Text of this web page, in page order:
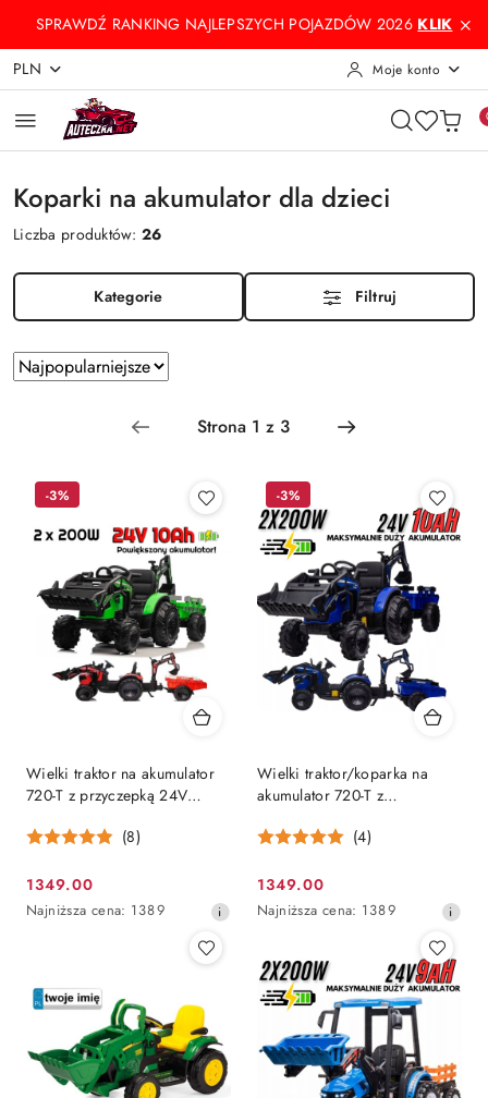
Przejdź do treści głównej
Przejdź do wyszukiwarki
Przejdź do moje konto
Przejdź do menu głównego
Przejdź do stopki
SPRAWDŹ RANKING NAJLEPSZYCH POJAZDÓW 2026 KLIK
PLN Moje konto
Koparki na akumulator dla dzieci
Liczba produktów:26
Kategorie Filtruj
Zastosowano
sortowanie:
Najpopularniejsze.
Sortuj
według
Wielki traktor na akumulator
720-T z przyczepką 24V
(8)
Cena
promocyjna:
1349.00
Najniższa
dni
przed
Najniższa cena: 1389
-3%
Wielki traktor/koparka na
akumulator 720-T z
POWIĘKSZONY
(4)
Cena
promocyjna:
1349.00
Najniższa
30
dni
przed
Najniższa cena: 1389
-3%